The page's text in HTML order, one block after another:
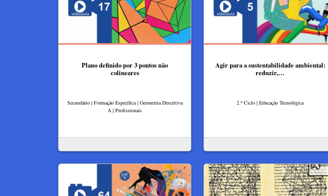
Plano definido por 3 pontos não
colineares
Secundário | Formação Específica | Geometria Descritiva
A | Profissionais
Agir para a sustentabilidade ambiental:
reduzir,…
2.º Ciclo | Educação Tecnológica